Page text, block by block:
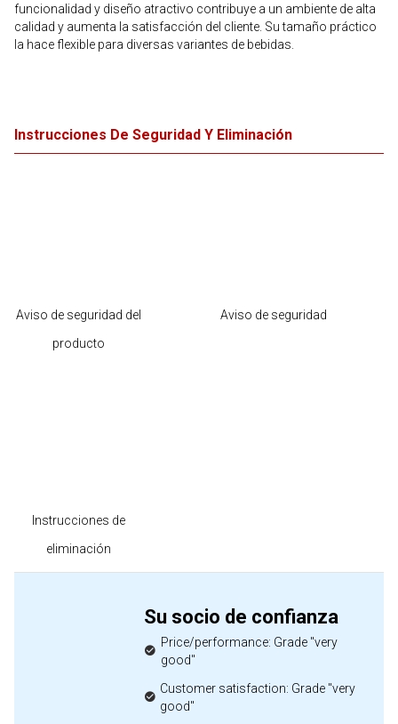
funcionalidad y diseño atractivo contribuye a un ambiente de alta
calidad y aumenta la satisfacción del cliente. Su tamaño práctico
la hace flexible para diversas variantes de bebidas.
Instrucciones De Seguridad Y Eliminación
Aviso de seguridad del
producto
Aviso de seguridad
Instrucciones de
eliminación
Su socio de confianza
Price/performance: Grade "very
good"
Customer satisfaction: Grade "very
good"